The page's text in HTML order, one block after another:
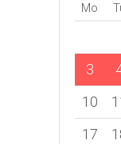
Mo
3
10
17